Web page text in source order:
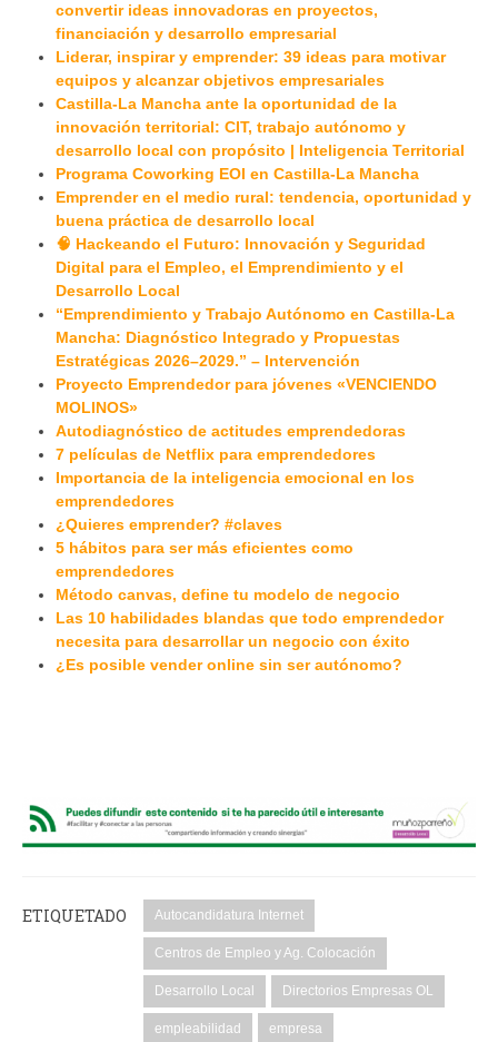
convertir ideas innovadoras en proyectos,
financiación y desarrollo empresarial
Liderar, inspirar y emprender: 39 ideas para motivar
equipos y alcanzar objetivos empresariales
Castilla-La Mancha ante la oportunidad de la
innovación territorial: CIT, trabajo autónomo y
desarrollo local con propósito | Inteligencia Territorial
Programa Coworking EOI en Castilla-La Mancha
Emprender en el medio rural: tendencia, oportunidad y
buena práctica de desarrollo local
🧠 Hackeando el Futuro: Innovación y Seguridad
Digital para el Empleo, el Emprendimiento y el
Desarrollo Local
“Emprendimiento y Trabajo Autónomo en Castilla-La
Mancha: Diagnóstico Integrado y Propuestas
Estratégicas 2026–2029.” – Intervención
Proyecto Emprendedor para jóvenes «VENCIENDO
MOLINOS»
Autodiagnóstico de actitudes emprendedoras
7 películas de Netflix para emprendedores
Importancia de la inteligencia emocional en los
emprendedores
¿Quieres emprender? #claves
5 hábitos para ser más eficientes como
emprendedores
Método canvas, define tu modelo de negocio
Las 10 habilidades blandas que todo emprendedor
necesita para desarrollar un negocio con éxito
¿Es posible vender online sin ser autónomo?
ETIQUETADO Autocandidatura Internet
Centros de Empleo y Ag. Colocación
Desarrollo Local Directorios Empresas OL
empleabilidad empresa